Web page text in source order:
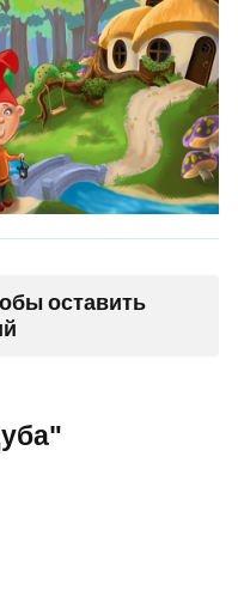
оставить